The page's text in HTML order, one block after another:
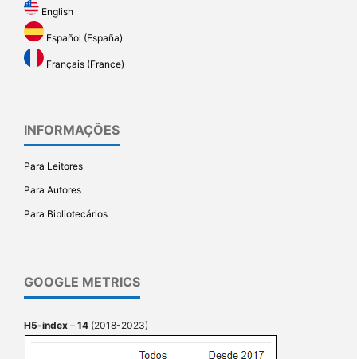
English
Español (España)
Français (France)
INFORMAÇÕES
Para Leitores
Para Autores
Para Bibliotecários
GOOGLE METRICS
H5-index – 14 (2018-2023)